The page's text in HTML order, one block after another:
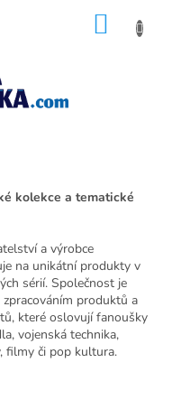
kolekce a tematické
a výrobce
na unikátní produkty v
sérií. Společnost je
produktů a
které oslovují fanoušky
vojenská technika,
filmy či pop kultura.